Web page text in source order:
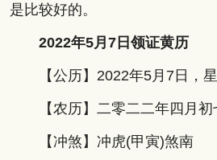
是比较好的。
2022年5月7日领证黄历
【公历】2022年5月7日，
【农历】二零二二年四月初
【冲煞】冲虎(甲寅)煞南